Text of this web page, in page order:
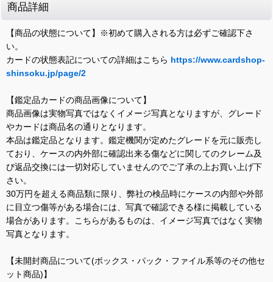
商品詳細
【商品の状態について】※初めて購入される方は必ずご確認下さ
い。
カードの状態表記についての詳細はこちら https://www.cardshop-
shinsoku.jp/page/2
【鑑定品カードの商品画像について】
商品画像は実物写真ではなくイメージ写真となりますが、グレード
やカードは商品名の通りとなります。
本品は鑑定品となります。鑑定機関が定めたグレードを元に販売し
ており、ケースの内外部に確認出来る傷などに関してのクレーム及
び返品交換には一切対応していませんのでご了承の上お買い上げ下
さい。
30万円を超える商品類に限り、弊社の検品時にケースの内部や外部
に目立つ傷等がある場合には、写真で確認できる様に掲載している
場合があります。こちらがあるものは、イメージ写真ではなく実物
写真となります。
【未開封商品について(ボックス・パック・ファイル系等のその他セ
ット商品)】